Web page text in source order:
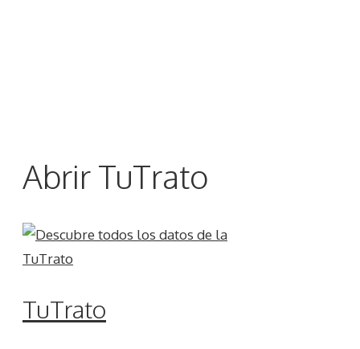
Abrir TuTrato
TuTrato